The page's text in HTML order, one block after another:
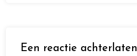
Een reactie achterlaten